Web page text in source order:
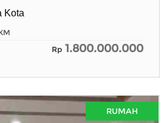
Kota
Rp 1.800.000.000
RUMAH